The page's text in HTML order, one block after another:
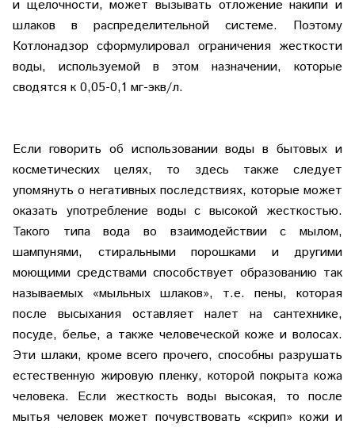
и щелочности, может вызывать отложение накипи и
шлаков в распределительной системе. Поэтому
Котлонадзор сформулировал ограничения жесткости
воды, используемой в этом назначении, которые
сводятся к 0,05-0,1 мг-экв/л.
Если говорить об использовании воды в бытовых и
косметических целях, то здесь также следует
упомянуть о негативных последствиях, которые может
оказать употребление воды с высокой жесткостью.
Такого типа вода во взаимодействии с мылом,
шампунями, стиральными порошками и другими
моющими средствами способствует образованию так
называемых «мыльных шлаков», т.е. пены, которая
после высыхания оставляет налет на сантехнике,
посуде, белье, а также человеческой коже и волосах.
Эти шлаки, кроме всего прочего, способны разрушать
естественную жировую пленку, которой покрыта кожа
человека. Если жесткость воды высокая, то после
мытья человек может почувствовать «скрип» кожи и